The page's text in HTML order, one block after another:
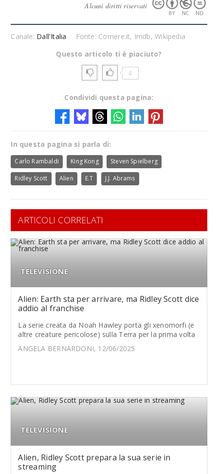
Alcuni diritti riservati
Canale: Dall'Italia
Fonte: Corriere.it, Imdb, Wikipedia
Questo articolo ti è piaciuto?
4
Condividi questa pagina:
In questa pagina si parla di:
Carlo Rambaldi King Kong Steven Spielberg
Ridley Scott Alien E.T J.J. Abrams
ARTICOLI CORRELATI
TELEVISIONE
Alien: Earth sta per arrivare, ma Ridley Scott dice
addio al franchise
La serie creata da Noah Hawley porta gli xenomorfi (e
altre creature pericolose) sulla Terra per la prima volta
ANGELA BERNARDONI, 12/06/2025
TELEVISIONE
Alien, Ridley Scott prepara la sua serie in
streaming